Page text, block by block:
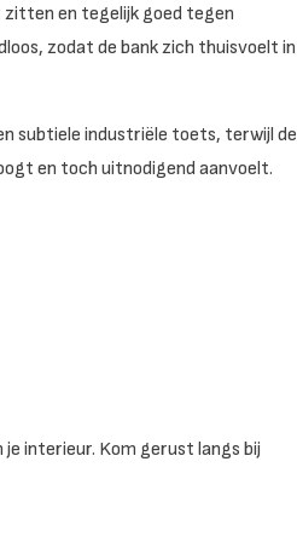
en tegelijk goed tegen
zodat de bank zich thuisvoelt in
subtiele industriële toets, terwijl de
en toch uitnodigend aanvoelt.
interieur. Kom gerust langs bij